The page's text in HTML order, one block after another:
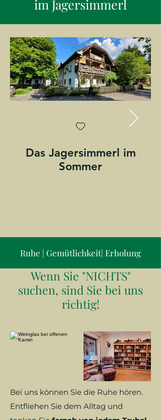
im Jagersimmerl
Das Jagersimmerl im
Sommer
Ruhe | Gemütlichkeit| Erholung
Wenn Sie "NICHTS"
suchen, sind Sie bei uns
richtig!
Bei uns können Sie die Ruhe hören.
Entfliehen Sie dem Alltag und